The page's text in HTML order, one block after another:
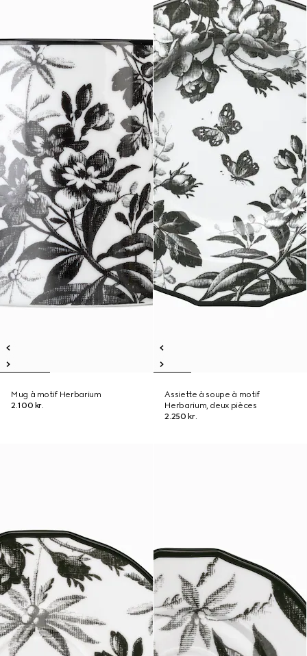
Mug à motif Herbarium
2.100 kr.
Assiette à soupe à motif
Herbarium, deux pièces
2.250 kr.